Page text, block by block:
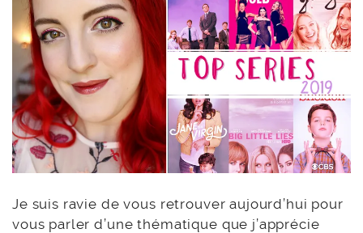
Je suis ravie de vous retrouver aujourd’hui pour
vous parler d’une thématique que j’apprécie